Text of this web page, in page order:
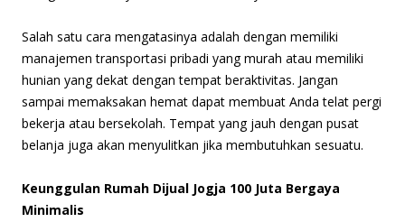
Salah satu cara mengatasinya adalah dengan memiliki
manajemen transportasi pribadi yang murah atau memiliki
hunian yang dekat dengan tempat beraktivitas. Jangan
sampai memaksakan hemat dapat membuat Anda telat pergi
bekerja atau bersekolah. Tempat yang jauh dengan pusat
belanja juga akan menyulitkan jika membutuhkan sesuatu.
Keunggulan Rumah Dijual Jogja 100 Juta Bergaya
Minimalis